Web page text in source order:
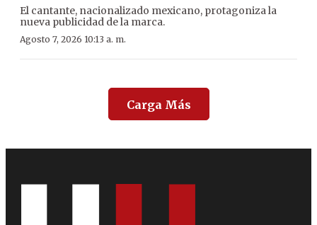
El cantante, nacionalizado mexicano, protagoniza la
nueva publicidad de la marca.
Agosto 7, 2026 10:13 a. m.
Carga Más